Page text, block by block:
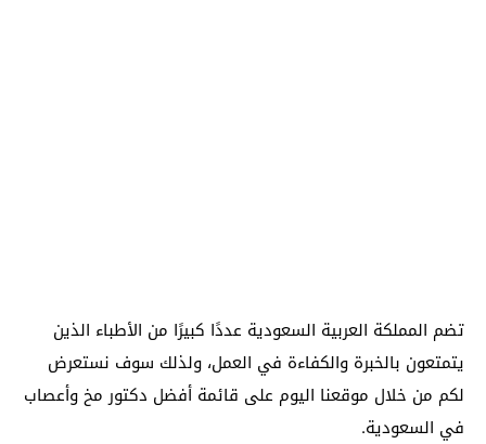
تضم المملكة العربية السعودية عددًا كبيرًا من الأطباء الذين
يتمتعون بالخبرة والكفاءة في العمل، ولذلك سوف نستعرض
لكم من خلال موقعنا اليوم على قائمة أفضل دكتور مخ وأعصاب
في السعودية.